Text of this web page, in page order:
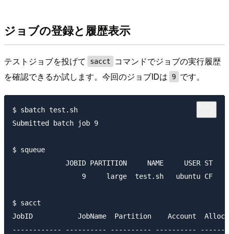
ジョブの登録と履歴表示
テストジョブを投げて sacct
コマンドでジョブの実行履歴
を確認できるか試します。今回のジョブIDは
9 です。
$ sbatch test.sh
Submitted batch job 9
$ squeue
JOBID PARTITION     NAME     USER ST
9     large  test.sh   ubuntu CF
$ sacct
JobID           JobName  Partition    Account
------------ ---------- ---------- ----------